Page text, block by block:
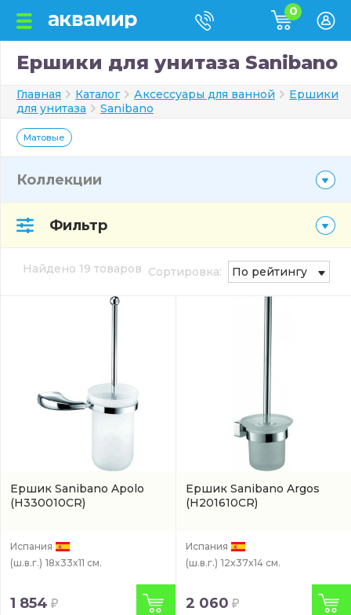
0
Ершики для унитаза Sanibano
Главная Каталог Аксессуары для ванной
Ершики
для унитаза
Sanibano
Матовые
Коллекции
Фильтр
Найдено 19 товаров Сортировка: По рейтингу
Ершик Sanibano Apolo
(H330010CR)
Испания
(ш.в.г.) 18x33x11 см.
1 854
Ершик Sanibano Argos
(H201610CR)
Испания
(ш.в.г.) 12x37x14 см.
2 060